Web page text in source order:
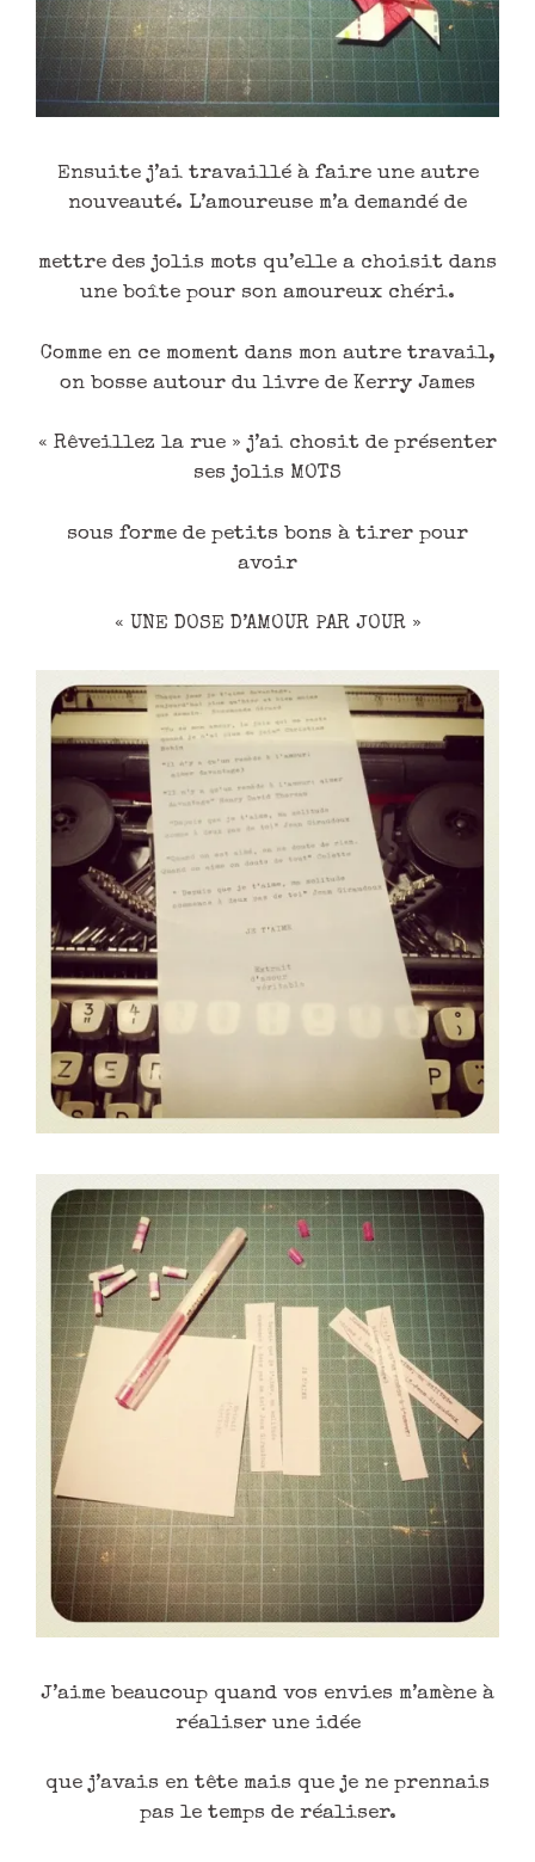
Ensuite j’ai travaillé à faire une autre
nouveauté. L’amoureuse m’a demandé de
mettre des jolis mots qu’elle a choisit dans
une boîte pour son amoureux chéri.
Comme en ce moment dans mon autre travail,
on bosse autour du livre de Kerry James
« Rêveillez la rue » j’ai chosit de présenter
ses jolis MOTS
sous forme de petits bons à tirer pour
avoir
« UNE DOSE D’AMOUR PAR JOUR »
J’aime beaucoup quand vos envies m’amène à
réaliser une idée
que j’avais en tête mais que je ne prennais
pas le temps de réaliser.